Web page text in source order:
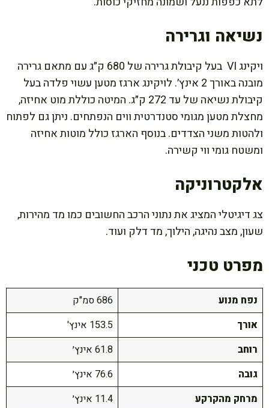
נשיאה וגרירה
ויקינג VI בעל קיבולת גרירה של 680 ק״ג עם מתאם גרירה
מובנה באורך 2 אינץ׳. לויקינג ארגז מטען עשוי פלדה בעל
קיבולת נשיאה של עד 272 ק״ג. המיטה כוללת מוט אחיזה,
מחצלת מטען מגומי סטנדרטית ווים הנפתחים. ניתן גם לפתוח
ולהטות משני הצדדים. בנוסף הארגז כולל מוטות אחיזה
ומשטח גומי ווי קשירה.
אלקטרוניקה
צג דיגיטלי המציג את נתוני הרכב החשובים כמו מד מהירות,
שעון, מצב נהיגה, הילוך, מד דלק ועוד.
מפרט טכני
נפח מנוע
686 סמ"ק
אורך
153.5 אינץ'
רוחב
61.8 אינץ׳
גובה
76.6 אינץ׳
מרחק מהקרקע
11.4 אינץ׳